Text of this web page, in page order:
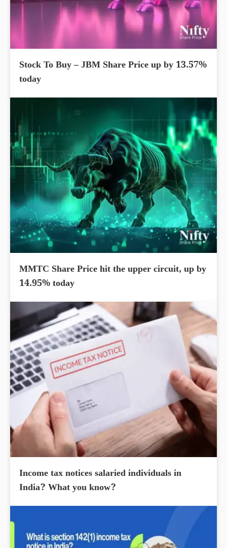
Stock To Buy – JBM Share Price up by 13.57%
today
MMTC Share Price hit the upper circuit, up by
14.95% today
Income tax notices salaried individuals in
India? What you know?